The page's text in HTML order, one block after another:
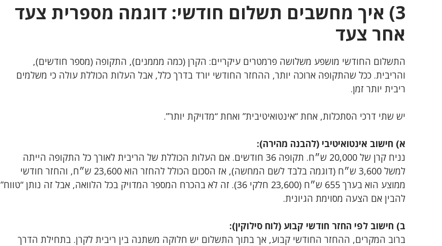
3) איך מחשבים תשלום חודשי: דוגמה מספרית צעד
אחר צעד
התשלום החודשי מושפע משלושה פרמטרים עיקריים: הקרן (כמה מממנים), התקופה (מספר חודשים),
והריבית. ככל שהתקופה ארוכה יותר, ההחזר החודשי יורד בדרך כלל, אבל העלות הכוללת עולה כי משלמים
ריבית יותר זמן.
יש שתי דרכי הסתכלות, אחת “אינטואיטיבית” ואחת “מדויקת יותר”.
א) חישוב אינטואיטיבי (להבנה מהירה):
נניח קרן של 20,000 ש״ח. תקופה 36 חודשים. אם העלות הכוללת של הריבית לאורך כל התקופה הייתה
למשל 3,600 ש״ח (דוגמה בלבד לשם המחשה), אז הסכום הכולל להחזר הוא 23,600 ש״ח, והחזר חודשי
ממוצע הוא בערך 655 ש״ח (23,600 חלקי 36). זה לא בהכרח המספר המדויק בכל הלוואה, אבל זה נותן “טווח”
להבין אם הצעה מסוימת הגיונית.
ב) חישוב לפי החזר חודשי קבוע (לוח סילוקין):
ברוב המקרים, ההחזר החודשי קבוע, אך בתוך התשלום יש חלוקה משתנה בין ריבית לקרן. בתחילת הדרך